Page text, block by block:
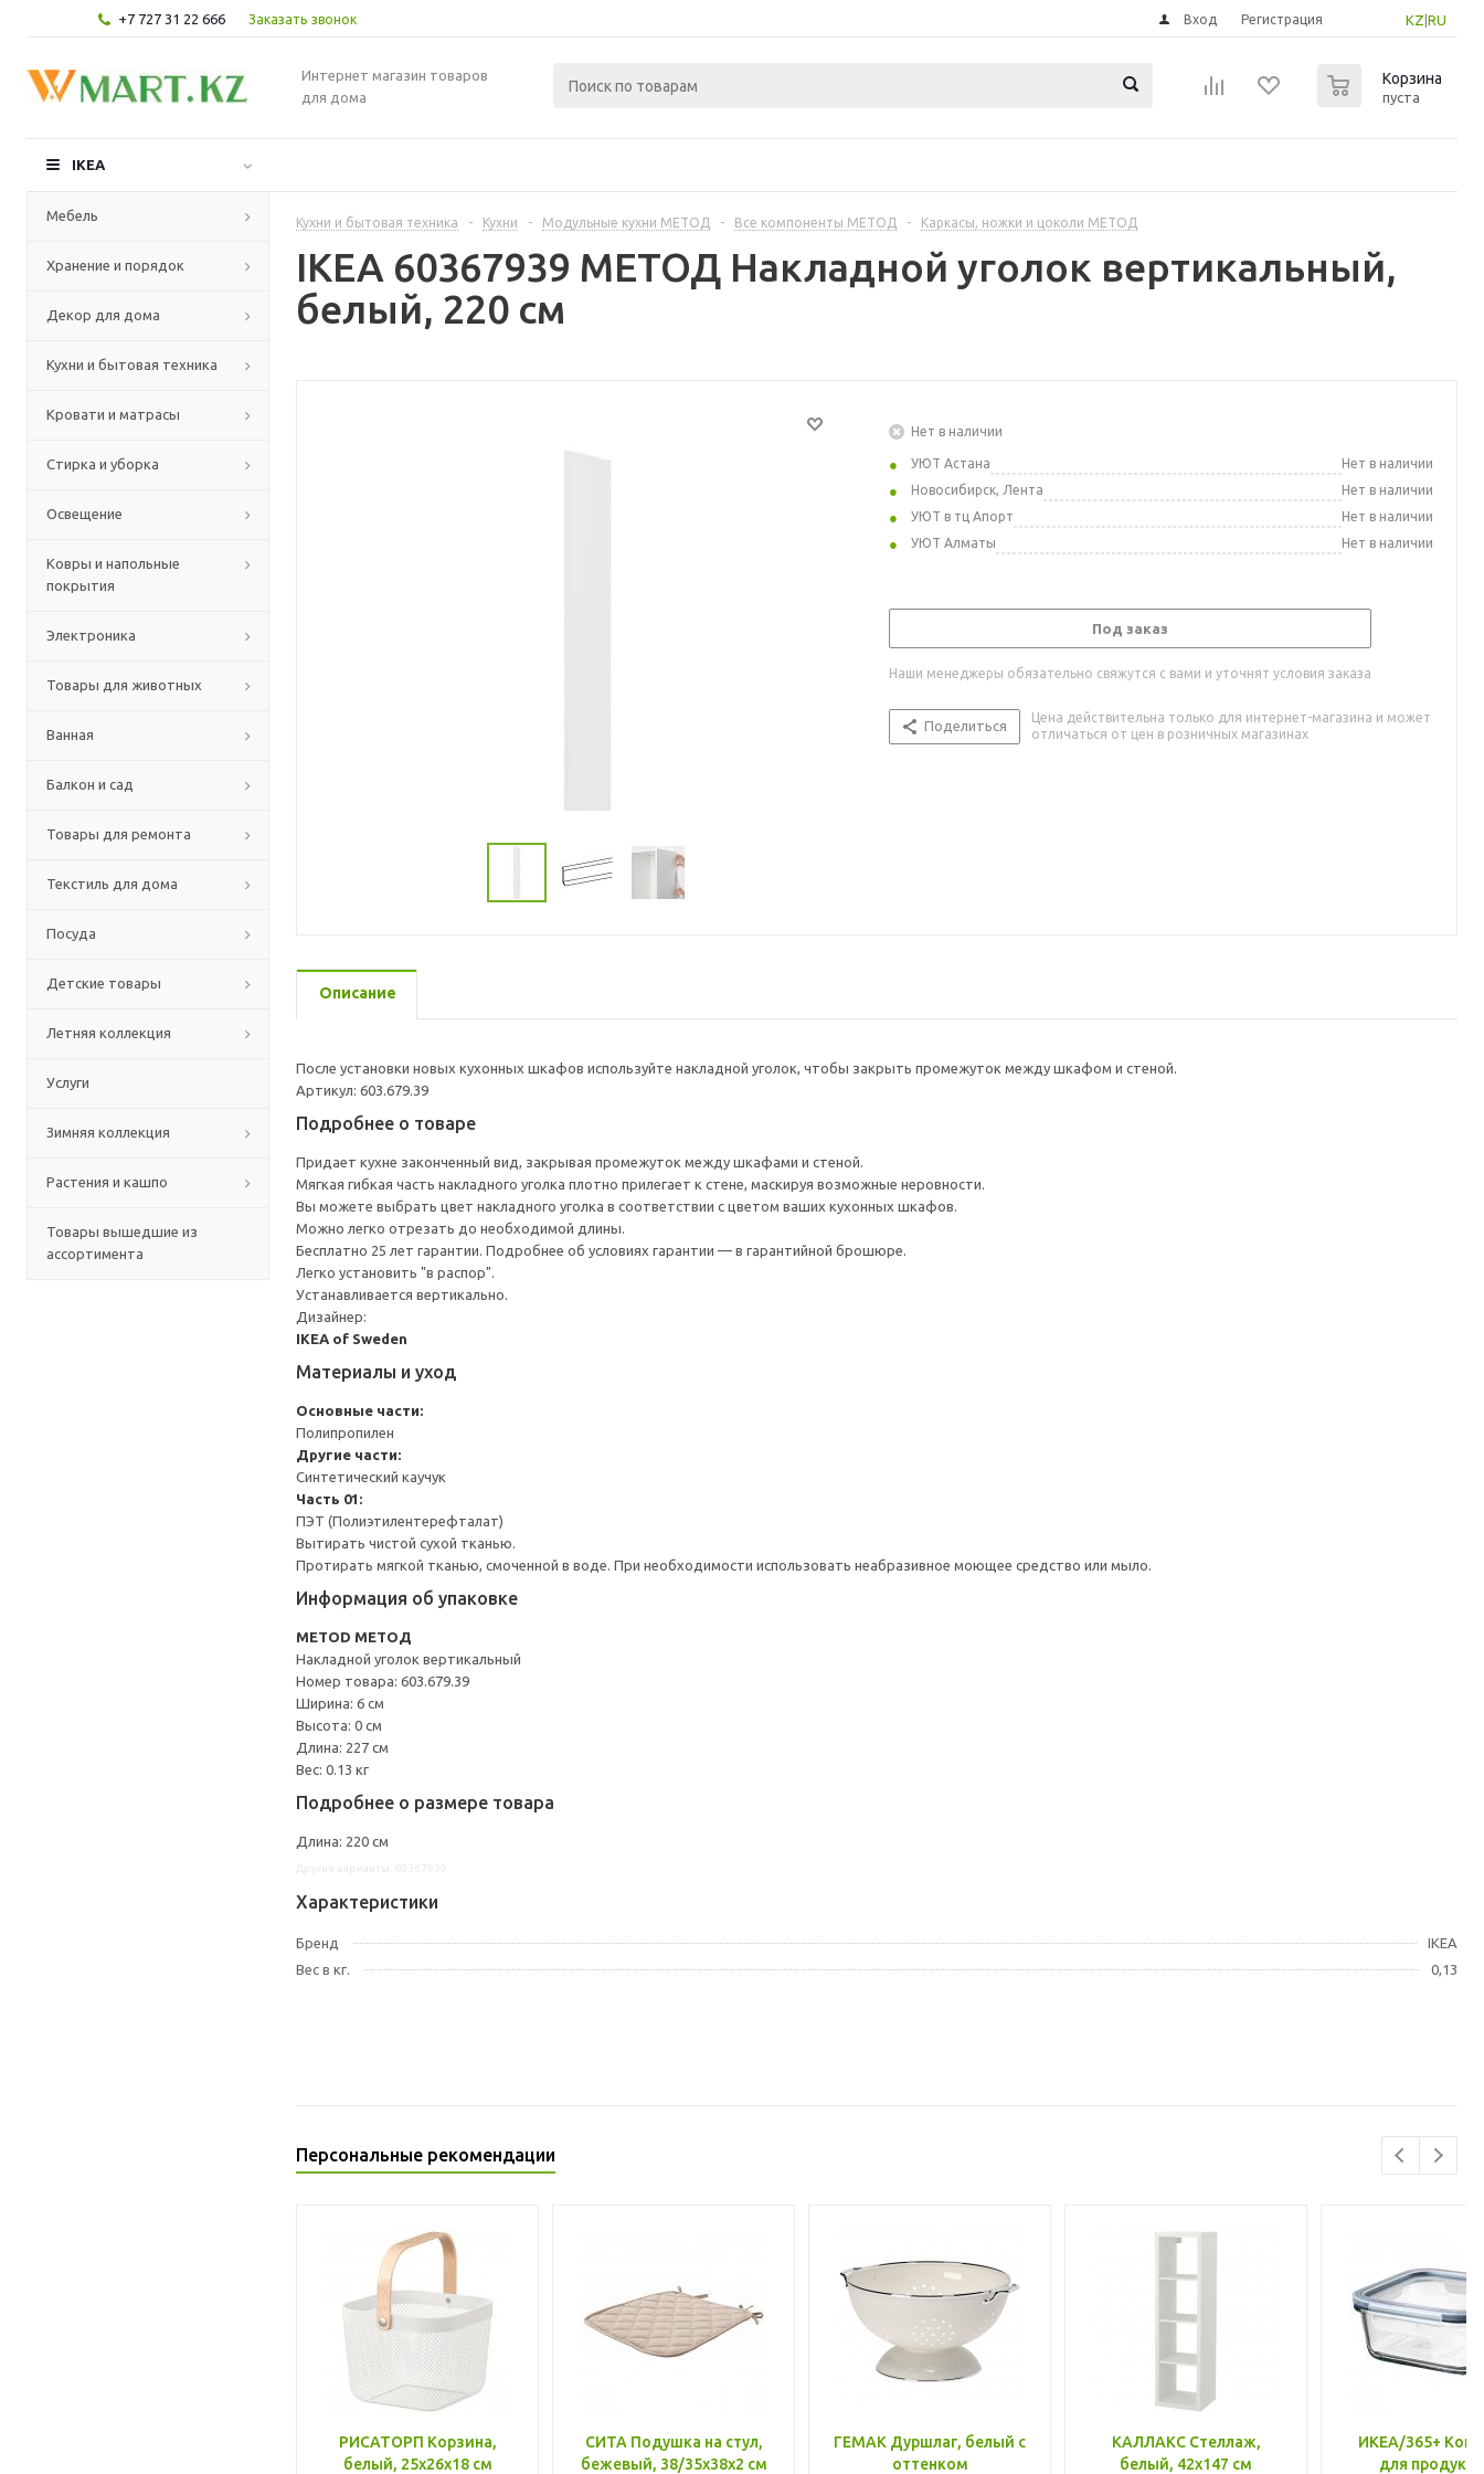
+7 727 31 22 666 Заказать звонок KZ RU
Вход Регистрация
Интернет магазин товаров
для дома
Корзина
пуста
IKEA
Мебель
Хранение и порядок
Декор для дома
Кухни и бытовая техника
Кровати и матрасы
Стирка и уборка
Освещение
Ковры и напольные
покрытия
Электроника
Товары для животных
Ванная
Балкон и сад
Товары для ремонта
Текстиль для дома
Посуда
Детские товары
Летняя коллекция
Услуги
Зимняя коллекция
Растения и кашпо
Товары вышедшие из
ассортимента
Кухни и бытовая техника - Кухни - Модульные кухни МЕТОД - Все компоненты МЕТОД - Каркасы, ножки и цоколи МЕТОД
IKEA 60367939 МЕТОД Накладной уголок вертикальный,
белый, 220 см
Нет в наличии
УЮТ Астана
Нет в наличии
Новосибирск, Лента
Нет в наличии
УЮТ в тц Апорт
Нет в наличии
УЮТ Алматы
Нет в наличии
Под заказ
Наши менеджеры обязательно свяжутся с вами и уточнят условия заказа
Поделиться
Цена действительна только для интернет-магазина и может
отличаться от цен в розничных магазинах
Описание
После установки новых кухонных шкафов используйте накладной уголок, чтобы закрыть промежуток между шкафом и стеной.
Артикул: 603.679.39
Подробнее о товаре
Придает кухне законченный вид, закрывая промежуток между шкафами и стеной.
Мягкая гибкая часть накладного уголка плотно прилегает к стене, маскируя возможные неровности.
Вы можете выбрать цвет накладного уголка в соответствии с цветом ваших кухонных шкафов.
Можно легко отрезать до необходимой длины.
Бесплатно 25 лет гарантии. Подробнее об условиях гарантии — в гарантийной брошюре.
Легко установить "в распор".
Устанавливается вертикально.
Дизайнер:
IKEA of Sweden
Материалы и уход
Основные части:
Полипропилен
Другие части:
Синтетический каучук
Часть 01:
ПЭТ (Полиэтилентерефталат)
Вытирать чистой сухой тканью.
Протирать мягкой тканью, смоченной в воде. При необходимости использовать неабразивное моющее средство или мыло.
Информация об упаковке
METOD МЕТОД
Накладной уголок вертикальный
Номер товара: 603.679.39
Ширина: 6 см
Высота: 0 см
Длина: 227 см
Вес: 0.13 кг
Подробнее о размере товара
Длина: 220 см
Характеристики
Бренд
IKEA
Вес в кг.
0,13
Персональные рекомендации
РИСАТОРП Корзина,
белый, 25x26x18 см
СИТА Подушка на стул,
бежевый, 38/35x38x2 см
ГЕМАК Дуршлаг, белый с
оттенком
КАЛЛАКС Стеллаж,
белый, 42x147 см
ИКЕА/365+
для